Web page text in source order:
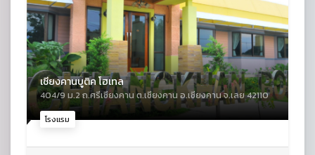
โรงแรม
เชียงคานบูติค โฮเทล
404/9 ม.2 ถ.ศรีเชียงคาน ต.เชียงคาน อ.เชียงคาน จ.เลย 42110